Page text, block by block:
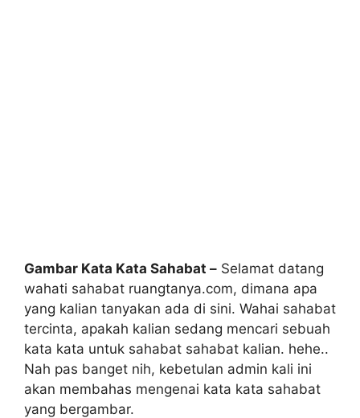
Gambar Kata Kata Sahabat – Selamat datang
wahati sahabat ruangtanya.com, dimana apa
yang kalian tanyakan ada di sini. Wahai sahabat
tercinta, apakah kalian sedang mencari sebuah
kata kata untuk sahabat sahabat kalian. hehe..
Nah pas banget nih, kebetulan admin kali ini
akan membahas mengenai kata kata sahabat
yang bergambar.